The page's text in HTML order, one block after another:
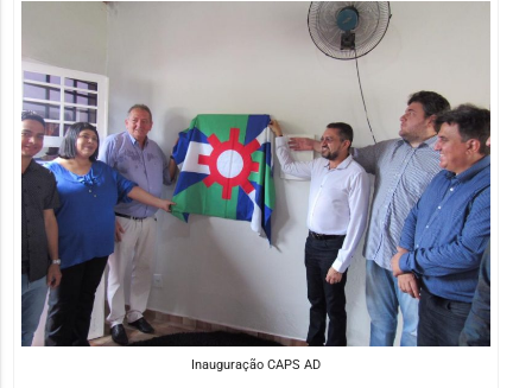
Inauguração CAPS AD